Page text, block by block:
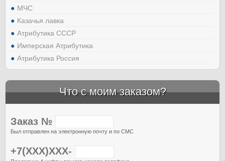
МЧС
Казачья лавка
Атрибутика СССР
Имперская Атрибутика
Атрибутика Россия
Что с моим заказом?
Заказ №
Был отправлен на электронную почту и по СМС
+7(XXX)XXX-